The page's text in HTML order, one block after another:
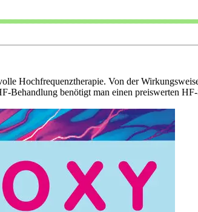
Hochfrequenztherapie. Von der
benötigt man einen preiswerten